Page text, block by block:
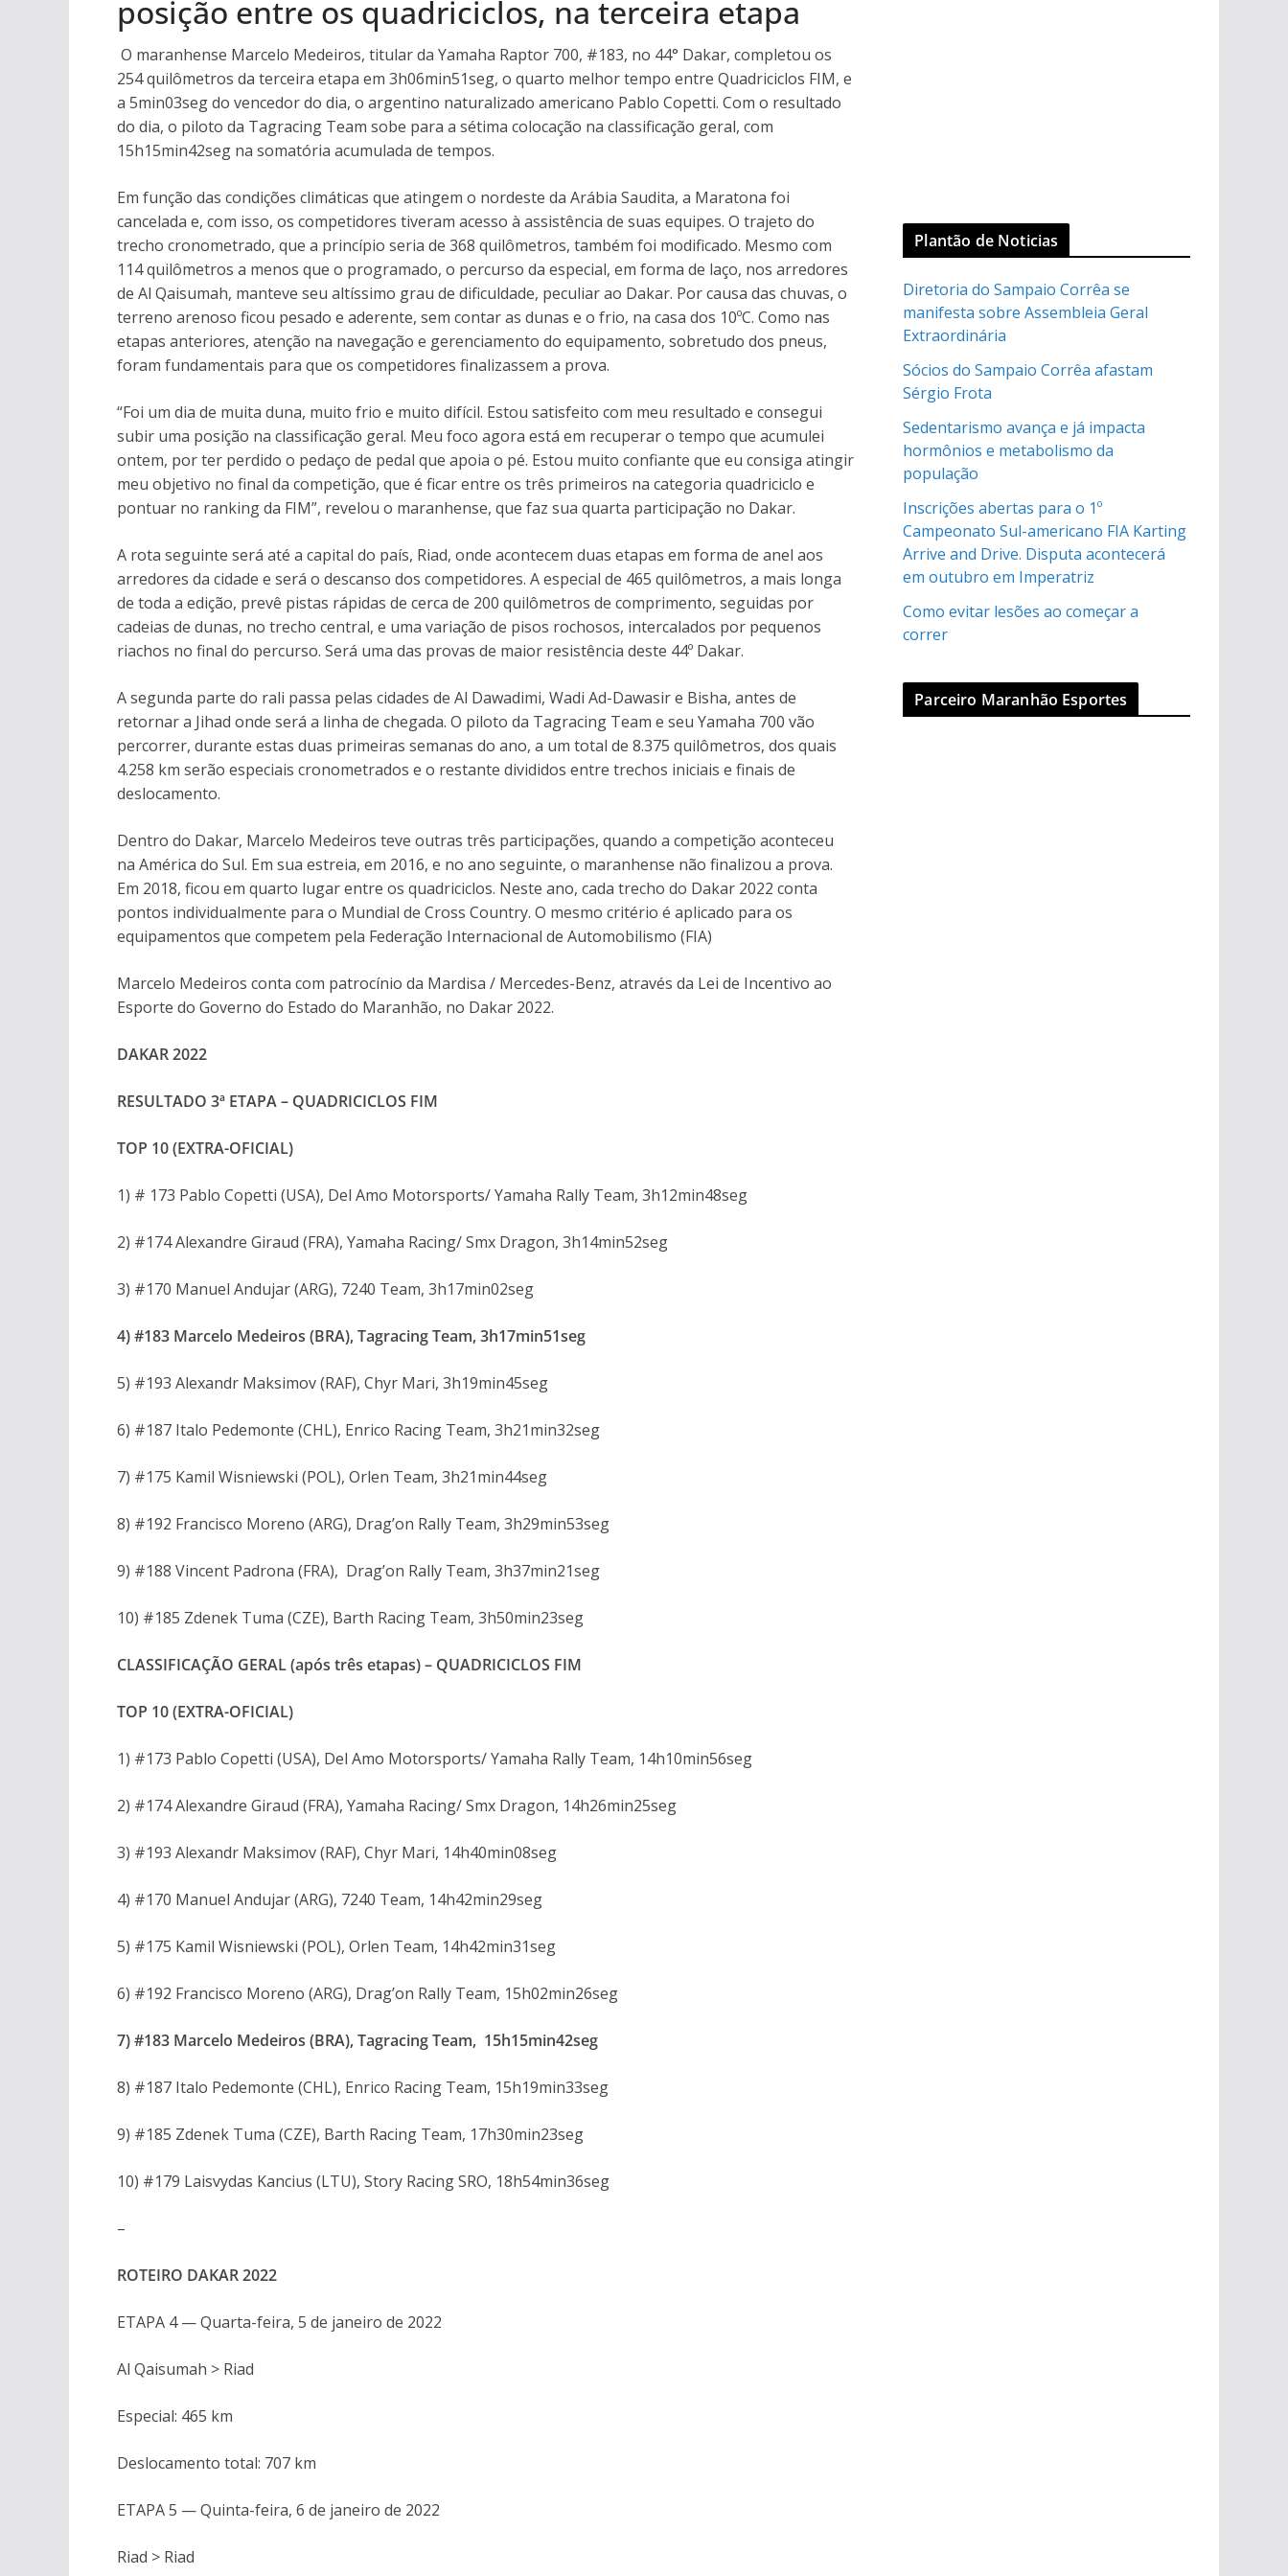
posição entre os quadriciclos, na terceira etapa
O maranhense Marcelo Medeiros, titular da Yamaha Raptor 700, #183, no 44° Dakar, completou os
254 quilômetros da terceira etapa em 3h06min51seg, o quarto melhor tempo entre Quadriciclos FIM, e
a 5min03seg do vencedor do dia, o argentino naturalizado americano Pablo Copetti. Com o resultado
do dia, o piloto da Tagracing Team sobe para a sétima colocação na classificação geral, com
15h15min42seg na somatória acumulada de tempos.
Em função das condições climáticas que atingem o nordeste da Arábia Saudita, a Maratona foi
cancelada e, com isso, os competidores tiveram acesso à assistência de suas equipes. O trajeto do
trecho cronometrado, que a princípio seria de 368 quilômetros, também foi modificado. Mesmo com
114 quilômetros a menos que o programado, o percurso da especial, em forma de laço, nos arredores
de Al Qaisumah, manteve seu altíssimo grau de dificuldade, peculiar ao Dakar. Por causa das chuvas, o
terreno arenoso ficou pesado e aderente, sem contar as dunas e o frio, na casa dos 10ºC. Como nas
etapas anteriores, atenção na navegação e gerenciamento do equipamento, sobretudo dos pneus,
foram fundamentais para que os competidores finalizassem a prova.
“Foi um dia de muita duna, muito frio e muito difícil. Estou satisfeito com meu resultado e consegui
subir uma posição na classificação geral. Meu foco agora está em recuperar o tempo que acumulei
ontem, por ter perdido o pedaço de pedal que apoia o pé. Estou muito confiante que eu consiga atingir
meu objetivo no final da competição, que é ficar entre os três primeiros na categoria quadriciclo e
pontuar no ranking da FIM”, revelou o maranhense, que faz sua quarta participação no Dakar.
A rota seguinte será até a capital do país, Riad, onde acontecem duas etapas em forma de anel aos
arredores da cidade e será o descanso dos competidores. A especial de 465 quilômetros, a mais longa
de toda a edição, prevê pistas rápidas de cerca de 200 quilômetros de comprimento, seguidas por
cadeias de dunas, no trecho central, e uma variação de pisos rochosos, intercalados por pequenos
riachos no final do percurso. Será uma das provas de maior resistência deste 44º Dakar.
A segunda parte do rali passa pelas cidades de Al Dawadimi, Wadi Ad-Dawasir e Bisha, antes de
retornar a Jihad onde será a linha de chegada. O piloto da Tagracing Team e seu Yamaha 700 vão
percorrer, durante estas duas primeiras semanas do ano, a um total de 8.375 quilômetros, dos quais
4.258 km serão especiais cronometrados e o restante divididos entre trechos iniciais e finais de
deslocamento.
Dentro do Dakar, Marcelo Medeiros teve outras três participações, quando a competição aconteceu
na América do Sul. Em sua estreia, em 2016, e no ano seguinte, o maranhense não finalizou a prova.
Em 2018, ficou em quarto lugar entre os quadriciclos. Neste ano, cada trecho do Dakar 2022 conta
pontos individualmente para o Mundial de Cross Country. O mesmo critério é aplicado para os
equipamentos que competem pela Federação Internacional de Automobilismo (FIA)
Marcelo Medeiros conta com patrocínio da Mardisa / Mercedes-Benz, através da Lei de Incentivo ao
Esporte do Governo do Estado do Maranhão, no Dakar 2022.
DAKAR 2022
RESULTADO 3ª ETAPA – QUADRICICLOS FIM
TOP 10 (EXTRA-OFICIAL)
1) # 173 Pablo Copetti (USA), Del Amo Motorsports/ Yamaha Rally Team, 3h12min48seg
2) #174 Alexandre Giraud (FRA), Yamaha Racing/ Smx Dragon, 3h14min52seg
3) #170 Manuel Andujar (ARG), 7240 Team, 3h17min02seg
4) #183 Marcelo Medeiros (BRA), Tagracing Team, 3h17min51seg
5) #193 Alexandr Maksimov (RAF), Chyr Mari, 3h19min45seg
6) #187 Italo Pedemonte (CHL), Enrico Racing Team, 3h21min32seg
7) #175 Kamil Wisniewski (POL), Orlen Team, 3h21min44seg
8) #192 Francisco Moreno (ARG), Drag’on Rally Team, 3h29min53seg
9) #188 Vincent Padrona (FRA), Drag’on Rally Team, 3h37min21seg
10) #185 Zdenek Tuma (CZE), Barth Racing Team, 3h50min23seg
CLASSIFICAÇÃO GERAL (após três etapas) – QUADRICICLOS FIM
TOP 10 (EXTRA-OFICIAL)
1) #173 Pablo Copetti (USA), Del Amo Motorsports/ Yamaha Rally Team, 14h10min56seg
2) #174 Alexandre Giraud (FRA), Yamaha Racing/ Smx Dragon, 14h26min25seg
3) #193 Alexandr Maksimov (RAF), Chyr Mari, 14h40min08seg
4) #170 Manuel Andujar (ARG), 7240 Team, 14h42min29seg
5) #175 Kamil Wisniewski (POL), Orlen Team, 14h42min31seg
6) #192 Francisco Moreno (ARG), Drag’on Rally Team, 15h02min26seg
7) #183 Marcelo Medeiros (BRA), Tagracing Team, 15h15min42seg
8) #187 Italo Pedemonte (CHL), Enrico Racing Team, 15h19min33seg
9) #185 Zdenek Tuma (CZE), Barth Racing Team, 17h30min23seg
10) #179 Laisvydas Kancius (LTU), Story Racing SRO, 18h54min36seg
–
ROTEIRO DAKAR 2022
ETAPA 4 — Quarta-feira, 5 de janeiro de 2022
Al Qaisumah > Riad
Especial: 465 km
Deslocamento total: 707 km
ETAPA 5 — Quinta-feira, 6 de janeiro de 2022
Riad > Riad
Plantão de Noticias
Diretoria do Sampaio Corrêa se
manifesta sobre Assembleia Geral
Extraordinária
Sócios do Sampaio Corrêa afastam
Sérgio Frota
Sedentarismo avança e já impacta
hormônios e metabolismo da
população
Inscrições abertas para o 1º
Campeonato Sul-americano FIA Karting
Arrive and Drive. Disputa acontecerá
em outubro em Imperatriz
Como evitar lesões ao começar a
correr
Parceiro Maranhão Esportes